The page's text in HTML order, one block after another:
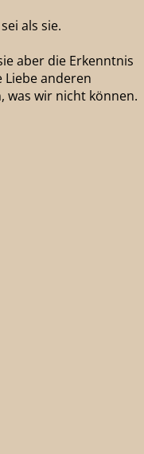
als sie.
aber die Erkenntnis
anderen
was wir nicht können.